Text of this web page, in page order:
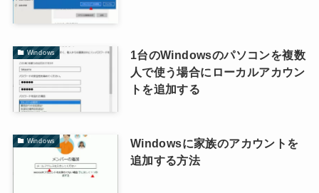
Windows
1台のWindowsのパソコンを複数
人で使う場合にローカルアカウン
トを追加する
Windows
Windowsに家族のアカウントを
追加する方法